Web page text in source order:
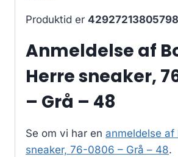
Produktid er 42927213805798
Anmeldelse af
Herre sneaker,
– Grå – 48
Se om vi har en anmeldelse af
sneaker, 76-0806 – Grå – 48.